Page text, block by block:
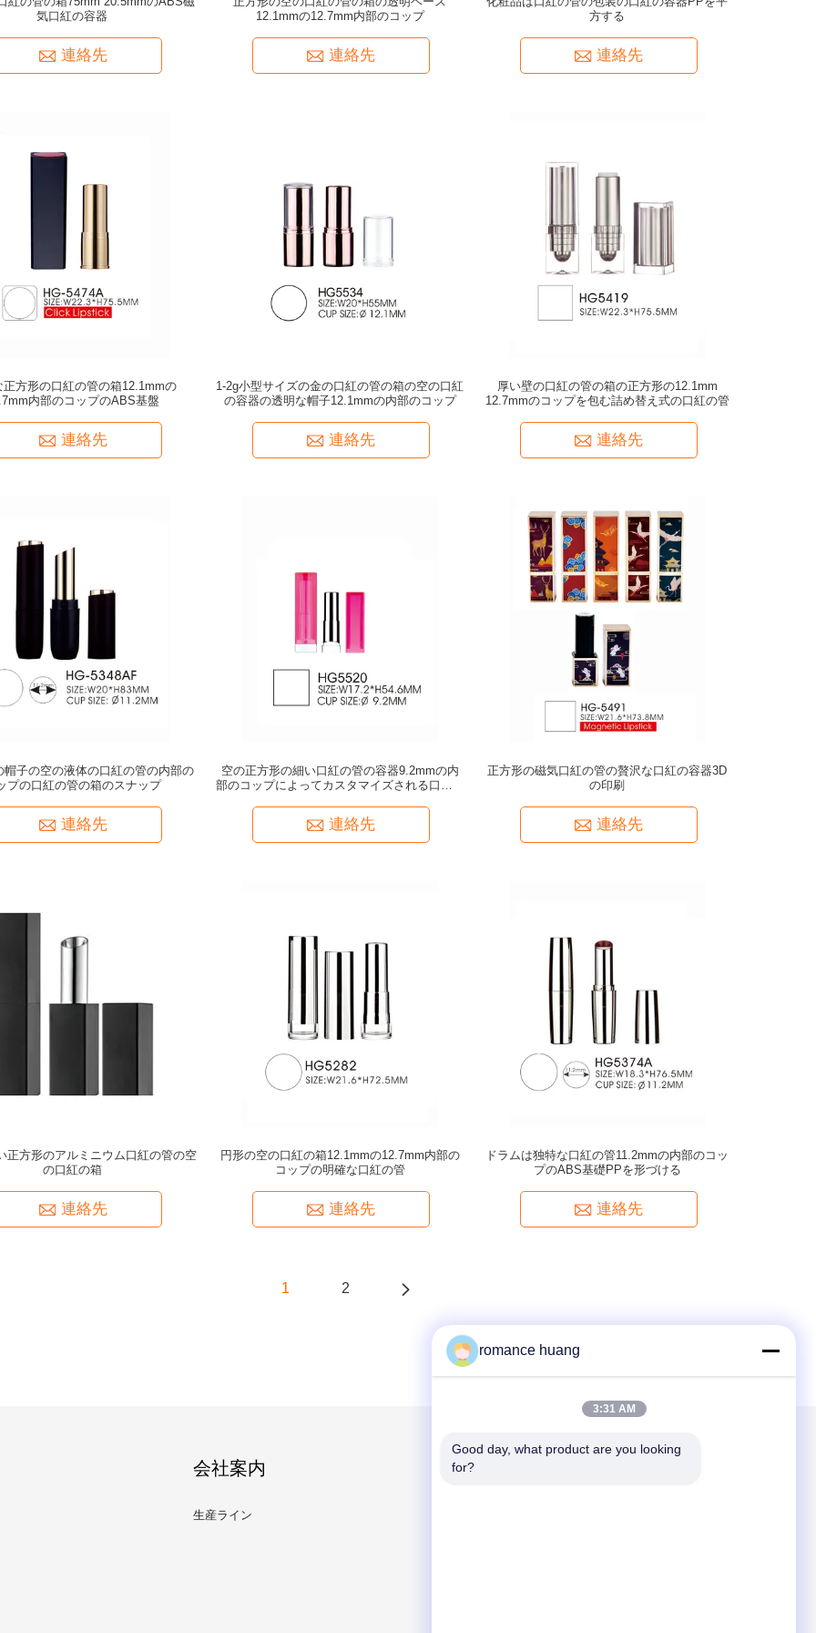
気口紅の容器
連絡先
12.1mmの12.7mm内部のコップ
連絡先
方する
連絡先
正方形の口紅の管の箱12.1mmの
内部のコップのABS基盤
連絡先
1-2g小型サイズの金の口紅の管の箱の空の口紅
の容器の透明な帽子12.1mmの内部のコップ
連絡先
厚い壁の口紅の管の箱の正方形の12.1mm
12.7mmのコップを包む詰め替え式の口紅の管
連絡先
帽子の空の液体の口紅の管の内部の
プの口紅の管の箱のスナップ
連絡先
空の正方形の細い口紅の管の容器9.2mmの内
部のコップによってカスタマイズされる口紅の
連絡先
正方形の磁気口紅の管の贅沢な口紅の容器3D
の印刷
連絡先
正方形のアルミニウム口紅の管の空
の口紅の箱
連絡先
円形の空の口紅の箱12.1mmの12.7mm内部の
コップの明確な口紅の管
連絡先
ドラムは独特な口紅の管11.2mmの内部のコッ
プのABS基礎PPを形づける
連絡先
1 2
会社案内
生産ライン
メールでお問い合わせ
romance huang
3:31 AM
Good day, what product are you looking
for?